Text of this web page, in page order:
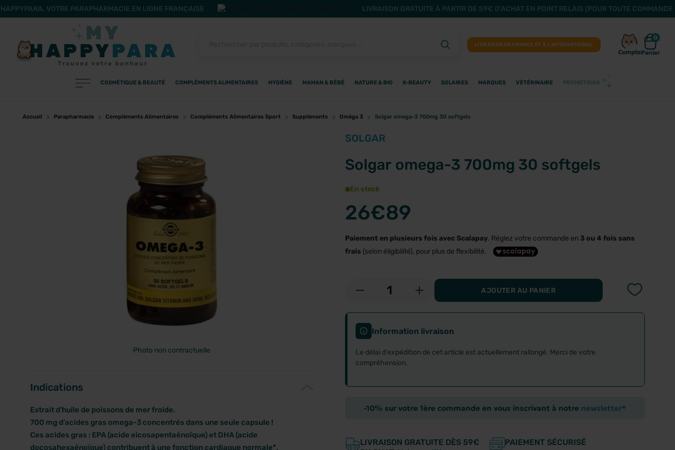
VOTRE PARAPHARMACIE EN LIGNE FRANÇAISE LIVRAISON GRATUITE À PARTIR DE 59€ D'ACHAT EN POINT RELAIS (POUR TOUTE
Filtres PRODUITS
LIVRAISON EN FRANCE ET À L’INTERNATIONAL
Compte
0
Panier
COSMÉTIQUE & BEAUTÉ COMPLÉMENTS ALIMENTAIRES HYGIÈNE MAMAN & BÉBÉ NATURE & BIO K-BEAUTY SOLAIRES MARQUES VÉTÉRINAIRE PROMOTIONS
Accueil Parapharmacie Compléments Alimentaires Compléments Alimentaires Sport Suppléments Oméga 3 Solgar omega-3 700mg 30 softgels
SOLGAR
Solgar omega-3 700mg 30 softgels
En stock
26€89
Paiement en plusieurs fois avec Scalapay. Réglez votre commande en 3 ou 4 fois sans
frais (selon éligibilité), pour plus de flexibilité.
- + AJOUTER AU PANIER
Information livraison
Le délai d'expédition de cet article est actuellement rallongé. Merci de votre
compréhension.
-10% sur votre 1ère commande en vous inscrivant à notre newsletter*
LIVRAISON GRATUITE DÈS 59€
PAIEMENT SÉCURISÉ
Photo non contractuelle
Indications
Extrait d'huile de poissons de mer froide.
700 mg d’acides gras omega-3 concentrés dans une seule capsule !
Ces acides gras : EPA (acide eicosapentaénoïque) et DHA (acide
docosahexaénoïque) contribuent à une fonction cardiaque normale*.